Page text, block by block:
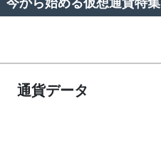
通貨データ